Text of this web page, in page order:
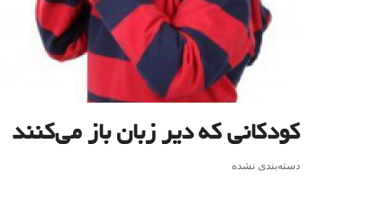
کودکانی که دیر زبان باز می‌کنند
دسته‌بندی نشده